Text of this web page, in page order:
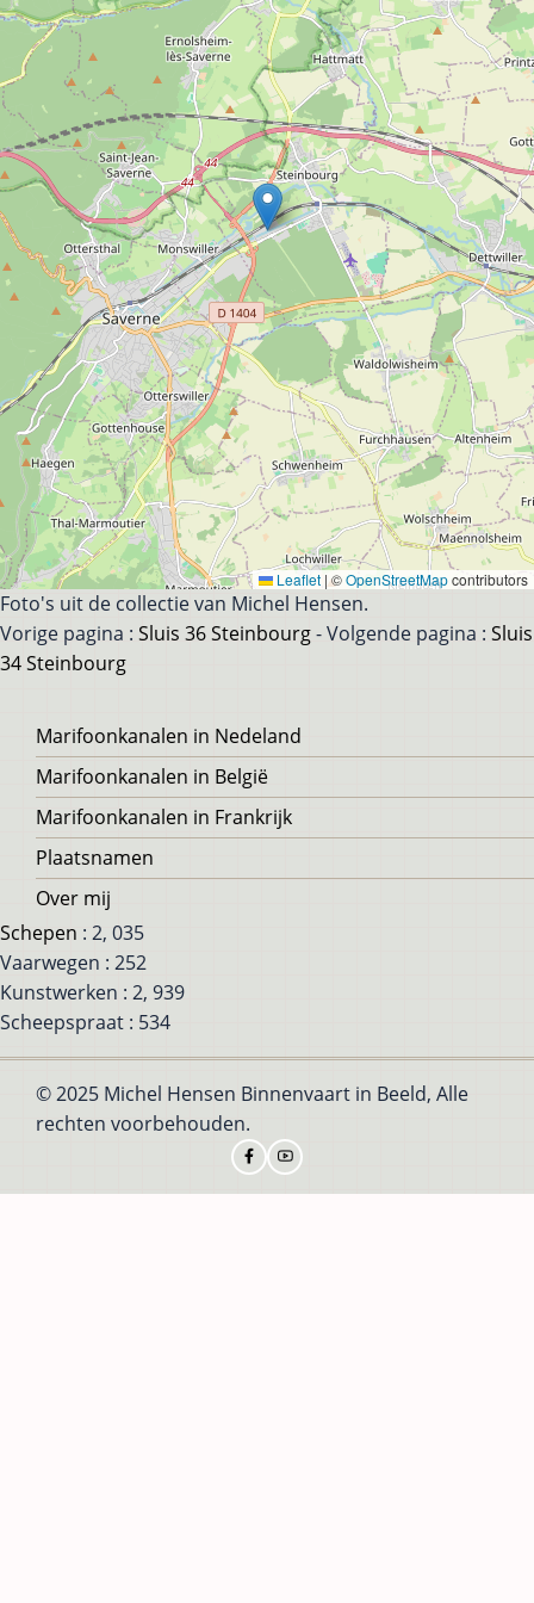
Leaflet |©OpenStreetMapcontributors
Foto's uit de collectie van Michel Hensen.
Vorige pagina : Sluis 36 Steinbourg- Volgende pagina : Sluis
34 Steinbourg
Voet
Marifoonkanalen in Nedeland
Marifoonkanalen in België
Marifoonkanalen in Frankrijk
Plaatsnamen
Over mij
Schepen : 2, 035
Vaarwegen : 252
Kunstwerken : 2, 939
Scheepspraat : 534
© 2025 Michel Hensen Binnenvaart in Beeld, Alle
rechten voorbehouden.